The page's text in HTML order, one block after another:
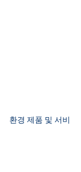
환경 제품 및 서비